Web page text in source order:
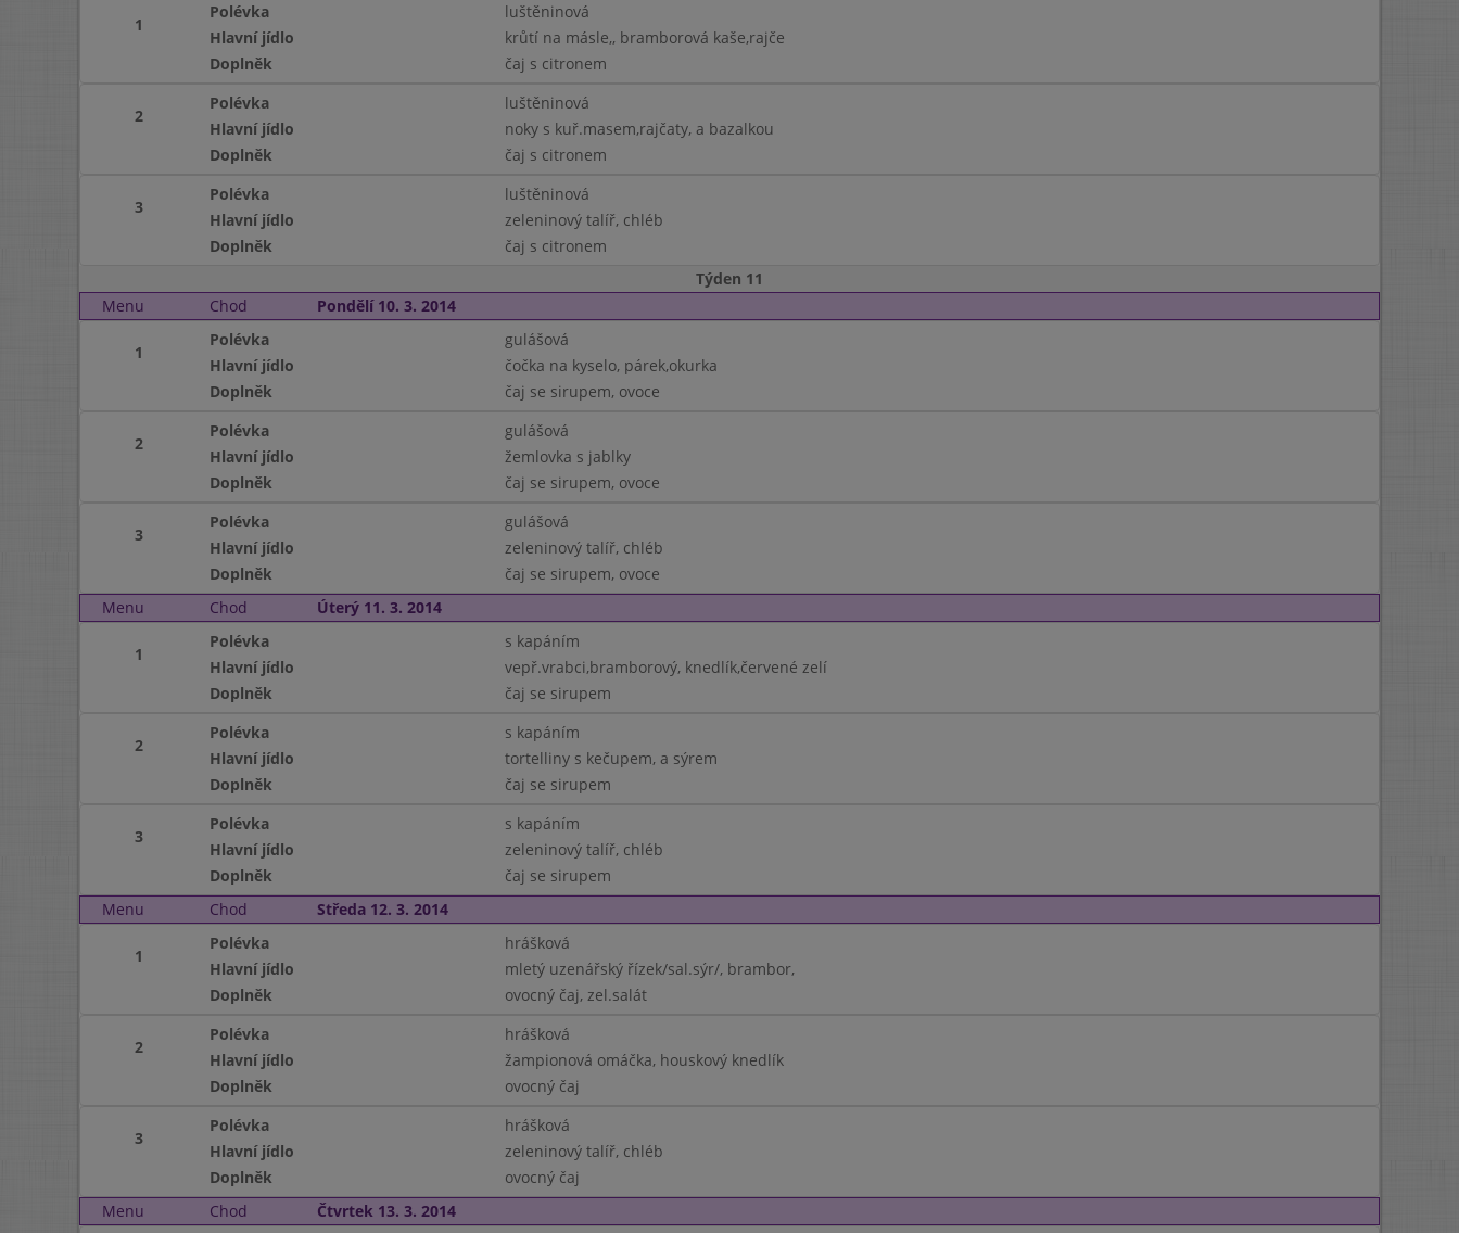
1
Polévka
luštěninová
Hlavní jídlo
krůtí na másle,, bramborová kaše,rajče
Doplněk
čaj s citronem
2
Polévka
luštěninová
Hlavní jídlo
noky s kuř.masem,rajčaty, a bazalkou
Doplněk
čaj s citronem
3
Polévka
luštěninová
Hlavní jídlo
zeleninový talíř, chléb
Doplněk
čaj s citronem
Týden 11
Menu
Chod Pondělí 10. 3. 2014
1
Polévka
gulášová
Hlavní jídlo
čočka na kyselo, párek,okurka
Doplněk
čaj se sirupem, ovoce
2
Polévka
gulášová
Hlavní jídlo
žemlovka s jablky
Doplněk
čaj se sirupem, ovoce
3
Polévka
gulášová
Hlavní jídlo
zeleninový talíř, chléb
Doplněk
čaj se sirupem, ovoce
Menu
Chod Úterý 11. 3. 2014
1
Polévka
s kapáním
Hlavní jídlo
vepř.vrabci,bramborový, knedlík,červené zelí
Doplněk
čaj se sirupem
2
Polévka
s kapáním
Hlavní jídlo
tortelliny s kečupem, a sýrem
Doplněk
čaj se sirupem
3
Polévka
s kapáním
Hlavní jídlo
zeleninový talíř, chléb
Doplněk
čaj se sirupem
Menu
Chod Středa 12. 3. 2014
1
Polévka
hrášková
Hlavní jídlo
mletý uzenářský řízek/sal.sýr/, brambor,
Doplněk
ovocný čaj, zel.salát
2
Polévka
hrášková
Hlavní jídlo
žampionová omáčka, houskový knedlík
Doplněk
ovocný čaj
3
Polévka
hrášková
Hlavní jídlo
zeleninový talíř, chléb
Doplněk
ovocný čaj
Menu
Chod Čtvrtek 13. 3. 2014